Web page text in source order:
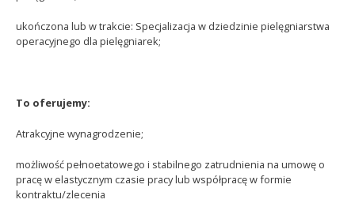
ukończona lub w trakcie: Specjalizacja w dziedzinie pielęgniarstwa
operacyjnego dla pielęgniarek;
To oferujemy:
Atrakcyjne wynagrodzenie;
możliwość pełnoetatowego i stabilnego zatrudnienia na umowę o
pracę w elastycznym czasie pracy lub współpracę w formie
kontraktu/zlecenia